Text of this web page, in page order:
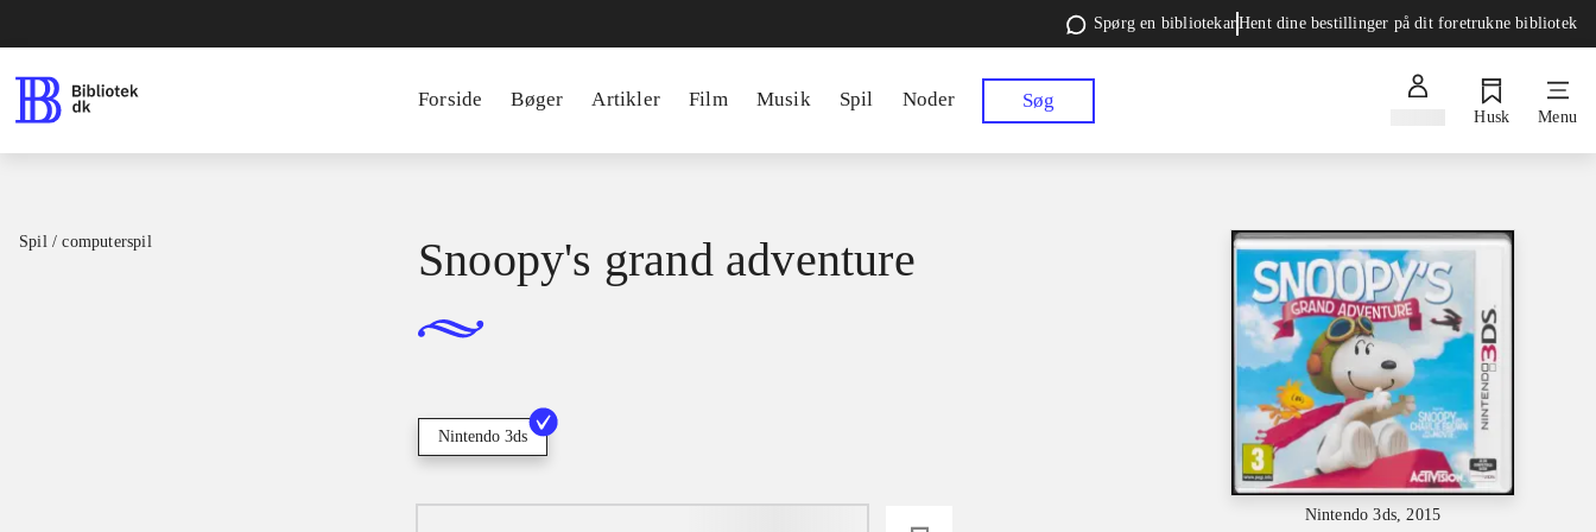
Spørg en bibliotekarHent dine bestillinger på dit foretrukne bibliotek
Forside Bøger Artikler Film Musik Spil Noder Søg
Husk Menu
Spil / computerspil
Nintendo 3ds, 2015
Snoopy's grand adventure
Nintendo 3ds